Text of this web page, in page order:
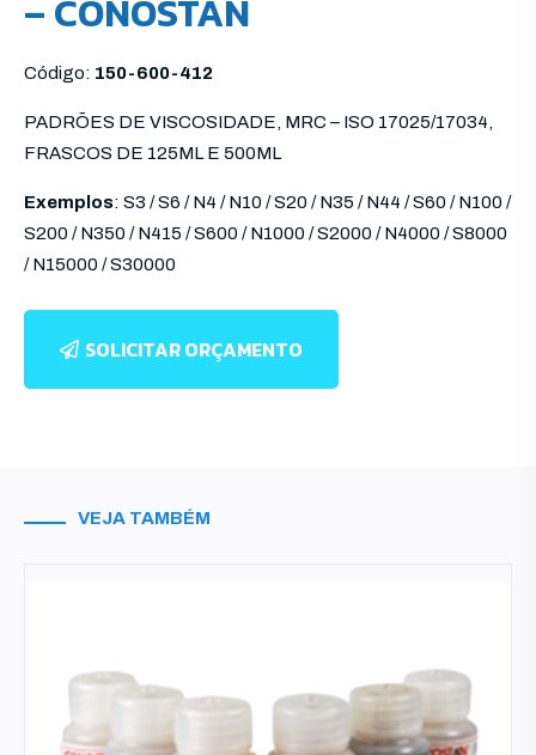
– CONOSTAN
Código: 150-600-412
PADRÕES DE VISCOSIDADE, MRC – ISO 17025/17034,
FRASCOS DE 125ML E 500ML
Exemplos: S3 / S6 / N4 / N10 / S20 / N35 / N44 / S60 / N100 /
S200 / N350 / N415 / S600 / N1000 / S2000 / N4000 / S8000
/ N15000 / S30000
SOLICITAR ORÇAMENTO
VEJA TAMBÉM